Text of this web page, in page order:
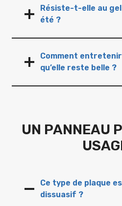
Résiste-t-elle au
été ?
Comment
qu’elle reste belle ?
UN PANNEAU
Ce type de plaque
dissuasif ?